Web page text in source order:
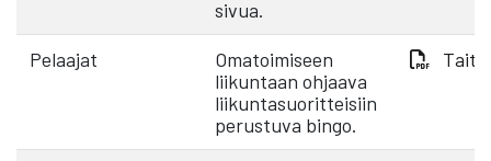
sivua.
Pelaajat
Omatoimiseen
liikuntaan ohjaava
liikuntasuoritteisiin
perustuva bingo.